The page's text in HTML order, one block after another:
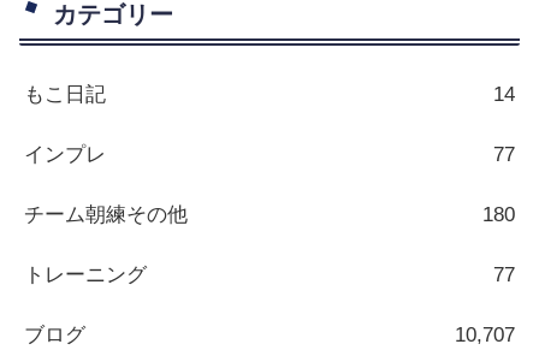
カテゴリー
もこ日記 14
インプレ 77
チーム朝練その他 180
トレーニング 77
ブログ 10,707